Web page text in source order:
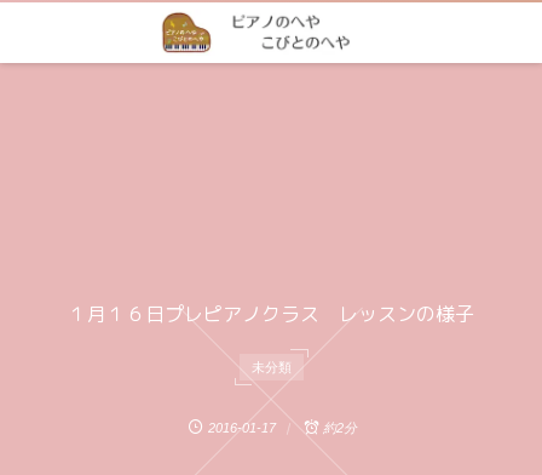
１月１６日プレピアノクラス レッスンの様子
未分類
2016-01-17 約2分